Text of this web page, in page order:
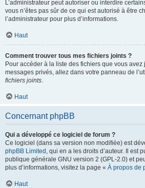
L’administrateur peut autoriser ou interdire
vous n’êtes pas sûr de ce qui est autorisé à être
l’administrateur pour plus d’informations.
Haut
Comment trouver tous mes fichiers joints ?
Pour accéder à la liste des fichiers que vous
messages privés, allez dans votre panneau de
fichiers joints.
Haut
Concernant phpBB
Qui a développé ce logiciel de forum ?
Ce logiciel (dans sa version non modifiée) est
phpBB Limited , qui en a les droits d’auteur. Il est
publique générale GNU version 2 (GPL-2.0) et
plus d’informations, visitez la page « À propos de
Haut